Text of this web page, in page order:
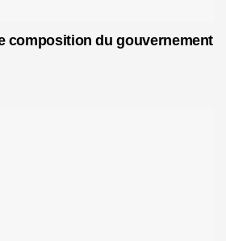
composition du gouvernement